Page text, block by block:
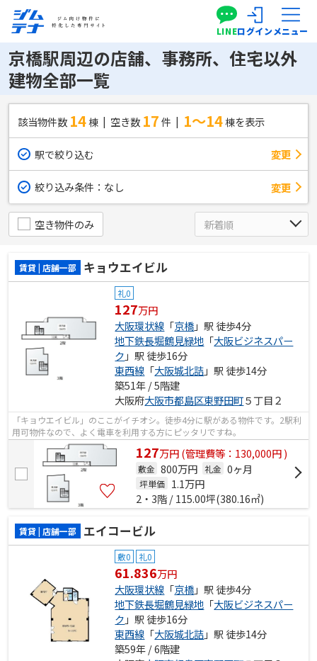
LINEログインメニュー
京橋駅周辺の店舗、事務所、住宅以外
建物全部一覧
該当物件数 14棟 空き数 17件 1～14棟を表示
駅で絞り込む 変更
絞り込み条件： なし 変更
空き物件のみ
賃貸 | 店舗一部 キョウエイビル
礼0
127万円
大阪環状線 「京橋」駅 徒歩4分
地下鉄長堀鶴見緑地 「大阪ビジネスパー
ク 」駅 徒歩16分
東西線 「大阪城北詰」駅 徒歩14分
築51年 / 5階建
大阪府大阪市都島区東野田町５丁目２
「キョウエイビル」のここがイチオシ。徒歩4分に駅がある物件です。2駅利
用可物件なので、よく電車を利用する方にピッタリですね。
127万円(管理費等：130,000円 )
敷金 800万円 礼金 0ヶ月
坪単価 1.1万円
2・3階 / 115.00坪(380.16㎡)
賃貸 | 店舗一部 エイコービル
敷0 礼0
61.836万円
大阪環状線 「京橋」駅 徒歩4分
地下鉄長堀鶴見緑地 「大阪ビジネスパー
ク 」駅 徒歩16分
東西線 「大阪城北詰」駅 徒歩14分
築59年 / 6階建